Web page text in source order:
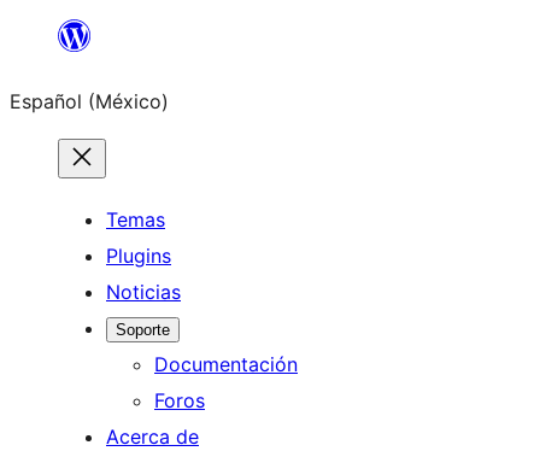
Saltar
contenido
Español (México)
Temas
Plugins
Noticias
Soporte
Documentación
Foros
Acerca de